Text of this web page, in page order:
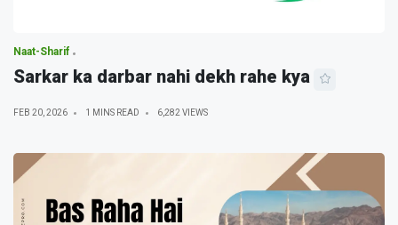
Naat-Sharif
Sarkar ka darbar nahi dekh rahe kya
FEB 20, 2026 1 MINS READ 6,282 VIEWS